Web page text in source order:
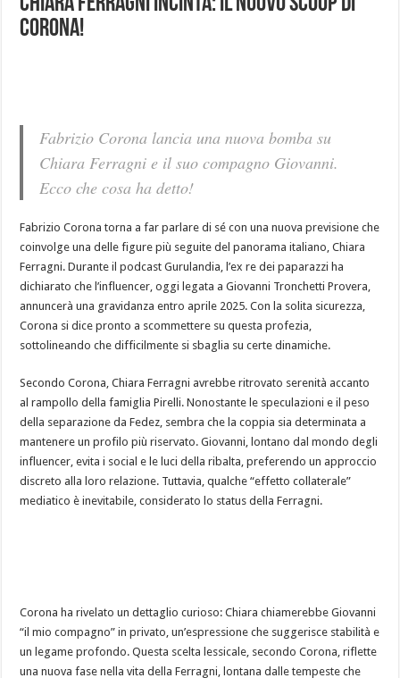
Corona!
Fabrizio Corona lancia una nuova bomba su
Chiara Ferragni e il suo compagno Giovanni.
Ecco che cosa ha detto!
Fabrizio Corona torna a far parlare di sé con una nuova previsione che
coinvolge una delle figure più seguite del panorama italiano, Chiara
Ferragni. Durante il podcast Gurulandia, l’ex re dei paparazzi ha
dichiarato che l’influencer, oggi legata a Giovanni Tronchetti Provera,
annuncerà una gravidanza entro aprile 2025. Con la solita sicurezza,
Corona si dice pronto a scommettere su questa profezia,
sottolineando che difficilmente si sbaglia su certe dinamiche.
Secondo Corona, Chiara Ferragni avrebbe ritrovato serenità accanto
al rampollo della famiglia Pirelli. Nonostante le speculazioni e il peso
della separazione da Fedez, sembra che la coppia sia determinata a
mantenere un profilo più riservato. Giovanni, lontano dal mondo degli
influencer, evita i social e le luci della ribalta, preferendo un approccio
discreto alla loro relazione. Tuttavia, qualche “effetto collaterale”
mediatico è inevitabile, considerato lo status della Ferragni.
Corona ha rivelato un dettaglio curioso: Chiara chiamerebbe Giovanni
“il mio compagno” in privato, un’espressione che suggerisce stabilità e
un legame profondo. Questa scelta lessicale, secondo Corona, riflette
una nuova fase nella vita della Ferragni, lontana dalle tempeste che